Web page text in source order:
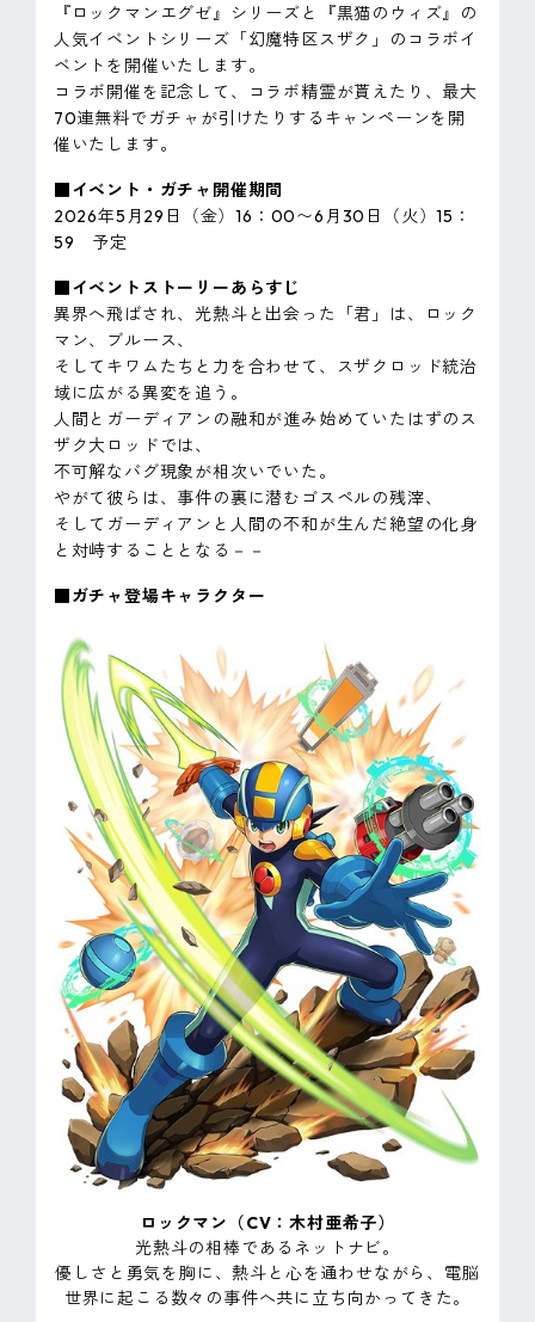
『ロックマンエグゼ』シリーズと『黒猫のウィズ』の
人気イベントシリーズ「幻魔特区スザク」のコラボイ
ベントを開催いたします。
コラボ開催を記念して、コラボ精霊が貰えたり、最大
70連無料でガチャが引けたりするキャンペーンを開
催いたします。
■イベント・ガチャ開催期間
2026年5月29日（金）16：00〜6月30日（火）15：
59 予定
■イベントストーリーあらすじ
異界へ飛ばされ、光熱斗と出会った「君」は、ロック
マン、ブルース、
そしてキワムたちと力を合わせて、スザクロッド統治
域に広がる異変を追う。
人間とガーディアンの融和が進み始めていたはずのス
ザク大ロッドでは、
不可解なバグ現象が相次いでいた。
やがて彼らは、事件の裏に潜むゴスペルの残滓、
そしてガーディアンと人間の不和が生んだ絶望の化身
と対峙することとなる－－
■ガチャ登場キャラクター
ロックマン（CV：木村亜希子）
光熱斗の相棒であるネットナビ。
優しさと勇気を胸に、熱斗と心を通わせながら、電脳
世界に起こる数々の事件へ共に立ち向かってきた。